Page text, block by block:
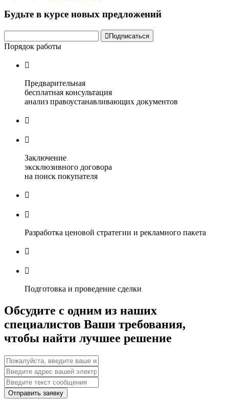
Будьте в курсе новых предложений
 Подписаться
Порядок работы

Предварительная
бесплатная консультация
анализ правоустанавливающих документов


Заключение
эксклюзивного договора
на поиск покупателя


Разработка ценовой стратегии и рекламного пакета


Подготовка и проведение сделки
Обсудите с одним из наших
специалистов Ваши требования,
чтобы найти лучшее решение
Отправить заявку